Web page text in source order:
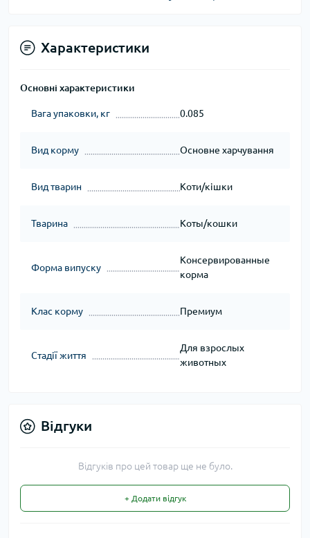
Характеристики
Основні характеристики
Вага упаковки, кг 0.085
Вид корму Основне харчування
Вид тварин Коти/кішки
Тварина Коты/кошки
Форма випуску
Консервированные
корма
Клас корму Премиум
Стадії життя
Для взрослых
животных
Відгуки
Відгуків про цей товар ще не було.
+ Додати відгук